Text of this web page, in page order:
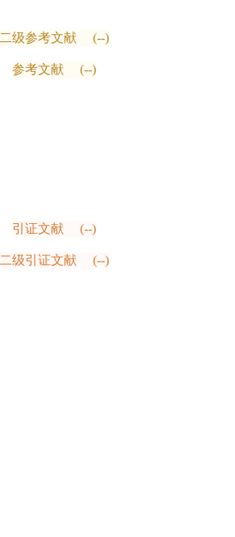
二级参考文献 (--)
参考文献 (--)
引证文献 (--)
二级引证文献 (--)